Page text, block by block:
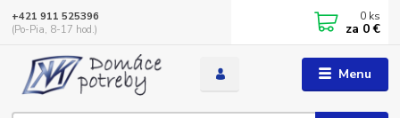
Menu
+421 911 525396
(Po-Pia, 8-17 hod.)
0 ks
za 0 €